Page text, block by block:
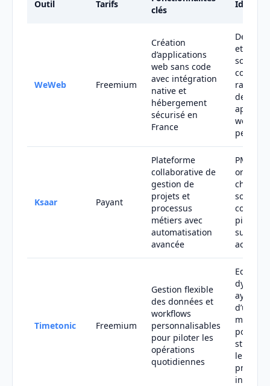
Outil Tarifs
clés
Idéal
WeWeb Freemium
Création
d’applications
web sans code
avec intégration
native et
hébergement
sécurisé en
France
et
des
web
Ksaar Payant
Plateforme
collaborative de
gestion de
projets et
processus
métiers avec
automatisation
avancée
PME et
solution
suivi de
activités
Timetonic Freemium
Gestion flexible
des données et
workflows
personnalisables
pour piloter les
opérations
quotidiennes
Equipes
ayant
d’un
pour
leurs
internes